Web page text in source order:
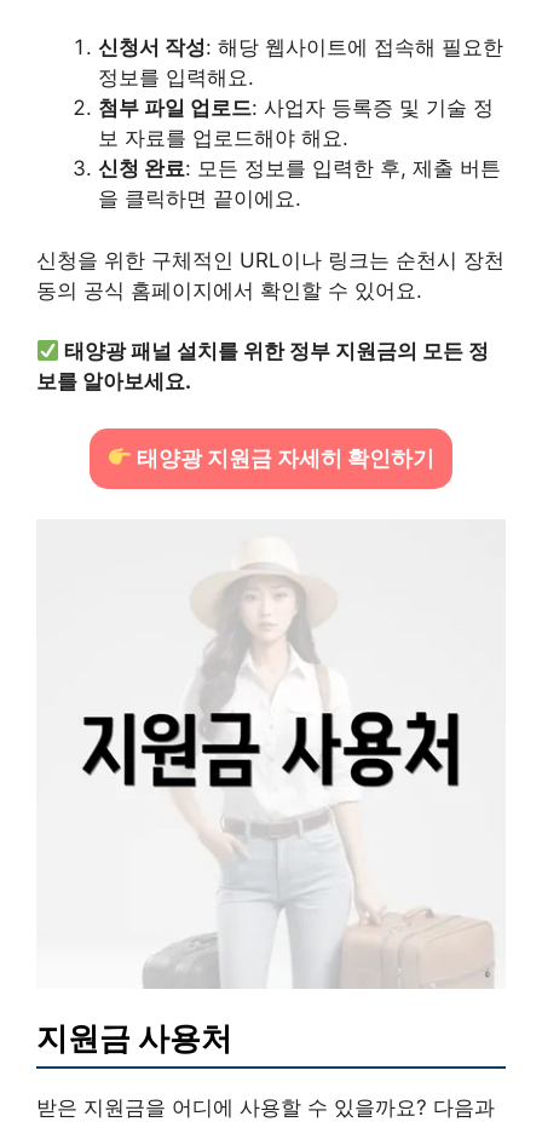
신청서 작성: 해당 웹사이트에 접속해 필요한
정보를 입력해요.
첨부 파일 업로드: 사업자 등록증 및 기술 정
보 자료를 업로드해야 해요.
신청 완료: 모든 정보를 입력한 후, 제출 버튼
을 클릭하면 끝이에요.
신청을 위한 구체적인 URL이나 링크는 순천시 장천
동의 공식 홈페이지에서 확인할 수 있어요.
태양광 패널 설치를 위한 정부 지원금의 모든 정
보를 알아보세요.
태양광 지원금 자세히 확인하기
지원금 사용처
받은 지원금을 어디에 사용할 수 있을까요? 다음과